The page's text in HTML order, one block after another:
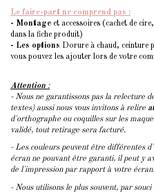
Le faire-part ne comprend pas :
- Montage et accessoires (cachet de
dans la fiche produit)
- Les options Dorure à chaud, ceinture
vous pouvez les ajouter lors de votre
Attention :
- Nous ne garantissons pas la relecture
textes) aussi nous vous invitons à relire
d'orthographe ou coquilles sur les
validé, tout retirage sera facturé.
- Les couleurs peuvent être différentes
écran ne pouvant être garanti, il peut y
de l'impression par rapport à votre écran.
- Nous utilisons le plus souvent, par